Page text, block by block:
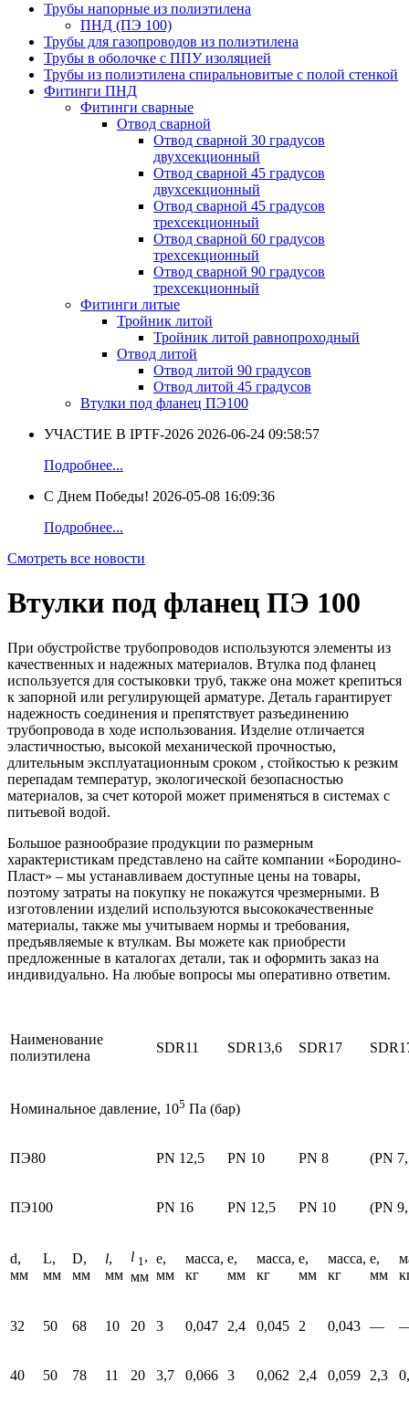
Трубы напорные из полиэтилена
ПНД (ПЭ 100)
Трубы для газопроводов из полиэтилена
Трубы в оболочке с ППУ изоляцией
Трубы из полиэтилена cпиральновитые с полой стенкой
Фитинги ПНД
Фитинги сварные
Отвод сварной
Отвод сварной 30 градусов
двухсекционный
Отвод сварной 45 градусов
двухсекционный
Отвод сварной 45 градусов
трехсекционный
Отвод сварной 60 градусов
трехсекционный
Отвод сварной 90 градусов
трехсекционный
Фитинги литые
Тройник литой
Тройник литой равнопроходный
Отвод литой
Отвод литой 90 градусов
Отвод литой 45 градусов
Втулки под фланец ПЭ100
УЧАСТИЕ В IPTF-2026 2026-06-24 09:58:57
Подробнее...
С Днем Победы! 2026-05-08 16:09:36
Подробнее...
Смотреть все новости
Втулки под фланец ПЭ 100
При обустройстве трубопроводов используются элементы из
качественных и надежных материалов. Втулка под фланец
используется для состыковки труб, также она может крепиться
к запорной или регулирующей арматуре. Деталь гарантирует
надежность соединения и препятствует разъединению
трубопровода в ходе использования. Изделие отличается
эластичностью, высокой механической прочностью,
длительным эксплуатационным сроком , стойкостью к резким
перепадам температур, экологической безопасностью
материалов, за счет которой может применяться в системах с
питьевой водой.
Большое разнообразие продукции по размерным
характеристикам представлено на сайте компании «Бородино-
Пласт» – мы устанавливаем доступные цены на товары,
поэтому затраты на покупку не покажутся чрезмерными. В
изготовлении изделий используются высококачественные
материалы, также мы учитываем нормы и требования,
предъявляемые к втулкам. Вы можете как приобрести
предложенные в каталогах детали, так и оформить заказ на
индивидуально. На любые вопросы мы оперативно ответим.
Наименование
полиэтилена
SDR11 SDR13,6 SDR17
Номинальное давление, 105 Па (бар)
ПЭ80 PN 12,5 PN 10 PN 8 (PN
ПЭ100 PN 16 PN 12,5 PN 10 (PN
d,
мм
L,
мм
D,
мм
l,
мм
l 1,
мм
e,
мм
масса,
кг
e,
мм
масса,
кг
e,
мм
масса,
кг
e,
мм
32 50 68 10 20 3 0,047 2,4 0,045 2 0,043 —
40 50 78 11 20 3,7 0,066 3 0,062 2,4 0,059 2,3